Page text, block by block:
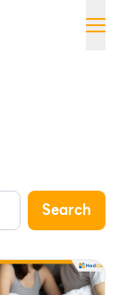
Search
เพศสัมพันธ์ เริม เอดส์